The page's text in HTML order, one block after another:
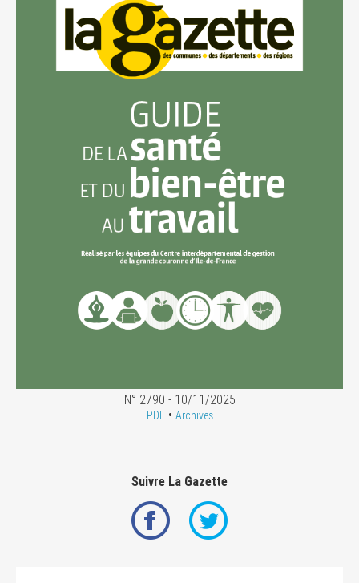
N° 2790 - 10/11/2025
PDF• Archives
Suivre La Gazette